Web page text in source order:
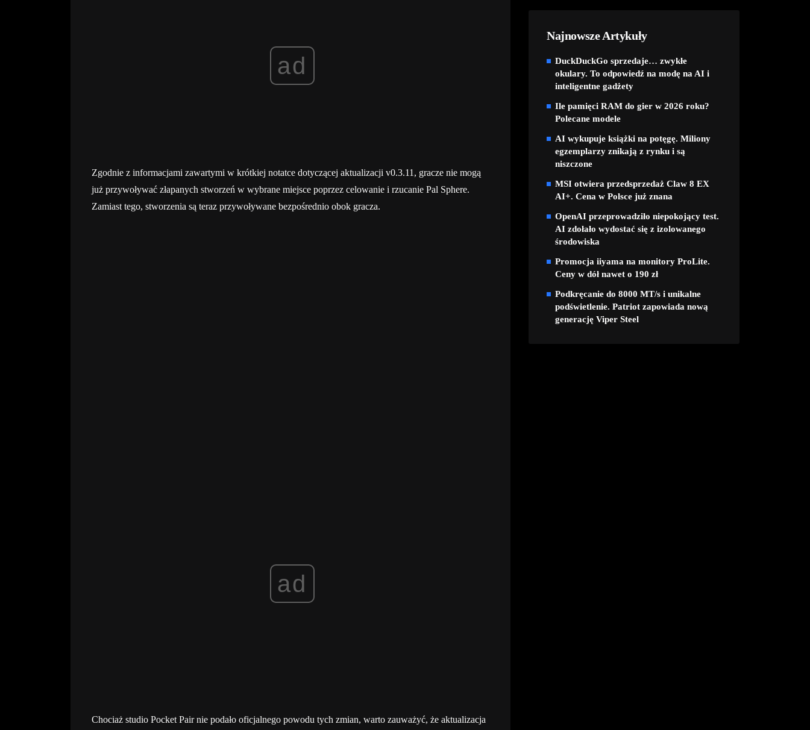
ad
Zgodnie z informacjami zawartymi w krótkiej notatce dotyczącej aktualizacji v0.3.11, gracze nie mogą
już przywoływać złapanych stworzeń w wybrane miejsce poprzez celowanie i rzucanie Pal Sphere.
Zamiast tego, stworzenia są teraz przywoływane bezpośrednio obok gracza.
ad
Chociaż studio Pocket Pair nie podało oficjalnego powodu tych zmian, warto zauważyć, że aktualizacja
Najnowsze Artykuły
DuckDuckGo sprzedaje… zwykłe
okulary. To odpowiedź na modę na AI i
inteligentne gadżety
Ile pamięci RAM do gier w 2026 roku?
Polecane modele
AI wykupuje książki na potęgę. Miliony
egzemplarzy znikają z rynku i są
niszczone
MSI otwiera przedsprzedaż Claw 8 EX
AI+. Cena w Polsce już znana
OpenAI przeprowadziło niepokojący test.
AI zdołało wydostać się z izolowanego
środowiska
Promocja iiyama na monitory ProLite.
Ceny w dół nawet o 190 zł
Podkręcanie do 8000 MT/s i unikalne
podświetlenie. Patriot zapowiada nową
generację Viper Steel